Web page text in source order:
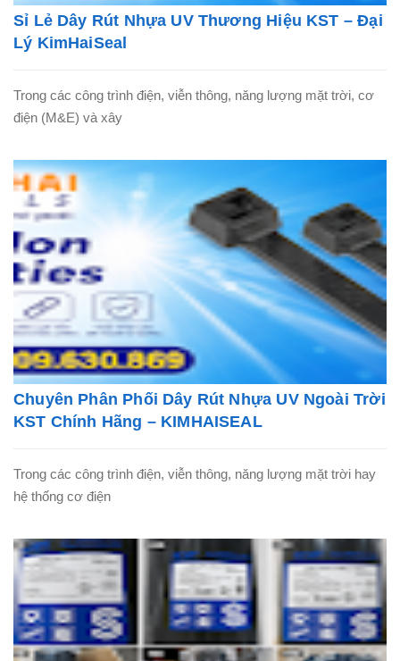
Sỉ Lẻ Dây Rút Nhựa UV Thương Hiệu KST – Đại
Lý KimHaiSeal
Trong các công trình điện, viễn thông, năng lượng mặt trời, cơ
điện (M&E) và xây
Chuyên Phân Phối Dây Rút Nhựa UV Ngoài Trời
KST Chính Hãng – KIMHAISEAL
Trong các công trình điện, viễn thông, năng lượng mặt trời hay
hệ thống cơ điện